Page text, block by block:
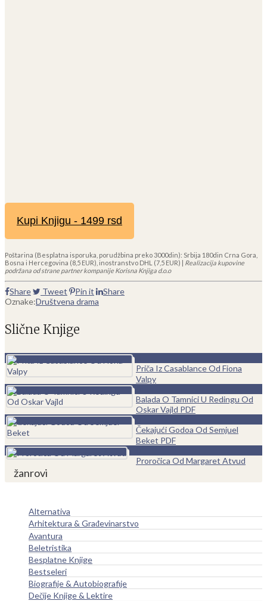
Kupi Knjigu - 1499 rsd
Poštarina (Besplatna isporuka, porudžbina preko 3000din): Srbija 180din Crna Gora,
Bosna i Hercegovina (8,5 EUR), inostranstvo DHL (7,5 EUR) | Realizacija kupovine
podržana od strane partner kompanije Korisna Knjiga d.o.o
Share Tweet Pin it
Share
Oznake:Društvena drama
Slične Knjige
Priča Iz Casablance Od Fiona
Valpy
Balada O Tamnici U Redingu Od
Oskar Vajld PDF
Čekajući Godoa Od Semjuel
Beket PDF
Proročica Od Margaret Atvud
žanrovi
Alternativa
Arhitektura & Građevinarstvo
Avantura
Beletristika
Besplatne Knjige
Bestseleri
Biografije & Autobiografije
Dečije Knjige & Lektire